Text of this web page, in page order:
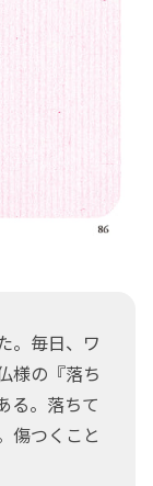
。毎日、ワ
様の『落ち
る。落ちて
傷つくこと